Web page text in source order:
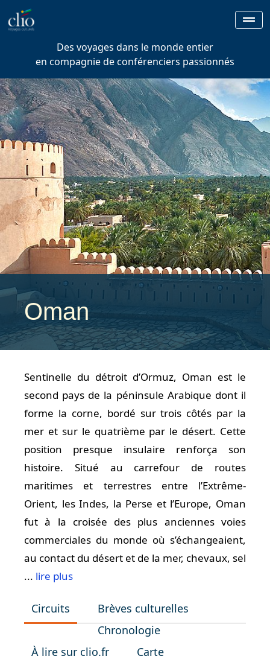
Des voyages dans le monde entier
en compagnie de conférenciers passionnés
Oman
Sentinelle du détroit d’Ormuz, Oman est le
second pays de la péninsule Arabique dont il
forme la corne, bordé sur trois côtés par la
mer et sur le quatrième par le désert. Cette
position presque insulaire renforça son
histoire. Situé au carrefour de routes
maritimes et terrestres entre l’Extrême-
Orient, les Indes, la Perse et l’Europe, Oman
fut à la croisée des plus anciennes voies
commerciales du monde où s’échangeaient,
au contact du désert et de la mer, chevaux, sel
... lire plus
Circuits
Brèves culturelles
Chronologie
À lire sur clio.fr
Carte